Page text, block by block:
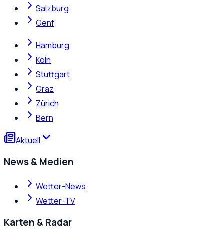
Salzburg
Genf
Hamburg
Köln
Stuttgart
Graz
Zürich
Bern
Aktuell
News & Medien
Wetter-News
Wetter-TV
Karten & Radar